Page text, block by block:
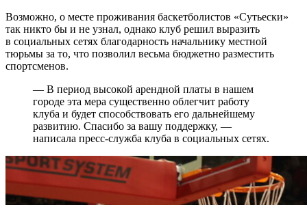
Возможно, о месте проживания баскетболистов «Сутьески»
так никто бы и не узнал, однако клуб решил выразить
в социальных сетях благодарность начальнику местной
тюрьмы за то, что позволил весьма бюджетно разместить
спортсменов.
— В период высокой арендной платы в нашем
городе эта мера существенно облегчит работу
клуба и будет способствовать его дальнейшему
развитию. Спасибо за вашу поддержку, —
написала пресс-служба клуба в социальных сетях.